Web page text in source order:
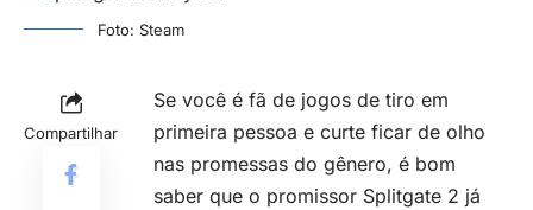
Foto: Steam
Compartilhar
Se você é fã de jogos de tiro em
primeira pessoa e curte ficar de olho
nas promessas do gênero, é bom
saber que o promissor Splitgate 2 já